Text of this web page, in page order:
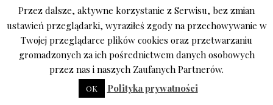
Przez dalsze, aktywne korzystanie z Serwisu, bez zmian
ustawień przeglądarki, wyraziłeś zgody na przechowywanie w
Twojej przeglądarce plików cookies oraz przetwarzaniu
gromadzonych za ich pośrednictwem danych osobowych
przez nas i naszych Zaufanych Partnerów.
OK Polityka prywatności